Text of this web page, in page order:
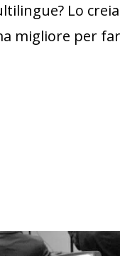
Lo
migliore per